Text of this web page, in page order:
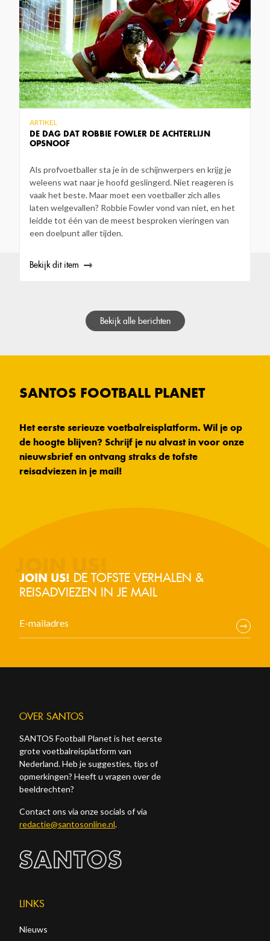
DE DAG DAT ROBBIE FOWLER DE ACHTERLIJN
OPSNOOF
ARTIKEL
Als profvoetballer sta je in de schijnwerpers en krijg je
weleens wat naar je hoofd geslingerd. Niet reageren is
vaak het beste. Maar moet een voetballer zich alles
laten welgevallen? Robbie Fowler vond van niet, en het
leidde tot één van de meest besproken vieringen van
een doelpunt aller tijden.
Bekijk dit item
Bekijk alle berichten
SANTOS FOOTBALL PLANET
Het eerste serieuze voetbalreisplatform. Wil je op
de hoogte blijven? Schrijf je nu alvast in voor onze
nieuwsbrief en ontvang straks de tofste
reisadviezen in je mail!
JOIN US! DE TOFSTE VERHALEN &
REISADVIEZEN IN JE MAIL
OVER SANTOS
SANTOS Football Planet is het eerste
grote voetbalreisplatform van
Nederland. Heb je suggesties, tips of
opmerkingen? Heeft u vragen over de
beeldrechten?
Contact ons via onze socials of via
redactie@santosonline.nl.
LINKS
Nieuws